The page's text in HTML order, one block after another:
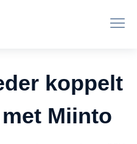
koppelt
Miinto